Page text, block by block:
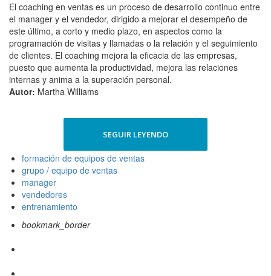
El coaching en ventas es un proceso de desarrollo continuo entre
el manager y el vendedor, dirigido a mejorar el desempeño de
este último, a corto y medio plazo, en aspectos como la
programación de visitas y llamadas o la relación y el seguimiento
de clientes. El coaching mejora la eficacia de las empresas,
puesto que aumenta la productividad, mejora las relaciones
internas y anima a la superación personal.
Autor: Martha Williams
SEGUIR LEYENDO
formación de equipos de ventas
grupo / equipo de ventas
manager
vendedores
entrenamiento
bookmark_border